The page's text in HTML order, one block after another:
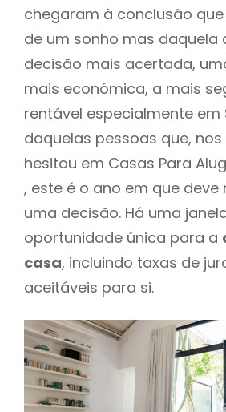
chegaram à conclusão
de um sonho mas daquela
decisão mais acertada,
mais económica, a mais
rentável especialmente em
daquelas pessoas que,
hesitou em Casas Para
, este é o ano em que
uma decisão. Há uma
oportunidade única para a
casa, incluindo taxas de
aceitáveis para si.